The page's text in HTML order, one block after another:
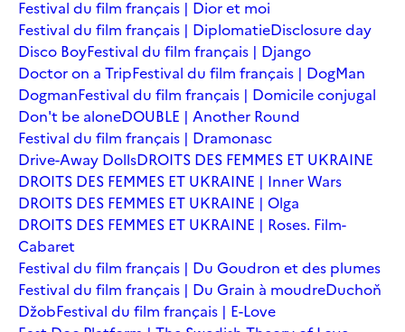
Festival du film français | Dior et moi
Festival du film français | DiplomatieDisclosure day
Disco BoyFestival du film français | Django
Doctor on a TripFestival du film français | DogMan
DogmanFestival du film français | Domicile conjugal
Don't be aloneDOUBLE | Another Round
Festival du film français | Dramonasc
Drive-Away DollsDROITS DES FEMMES ET UKRAINE
DROITS DES FEMMES ET UKRAINE | Inner Wars
DROITS DES FEMMES ET UKRAINE | Olga
DROITS DES FEMMES ET UKRAINE | Roses. Film-
Cabaret
Festival du film français | Du Goudron et des plumes
Festival du film français | Du Grain à moudreDuchoň
DžobFestival du film français | E-Love